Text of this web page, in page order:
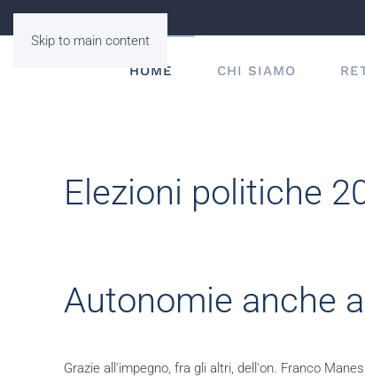
Skip to main content
HOME
CHI SIAMO
Elezioni politiche
Autonomie anche
Grazie all'impegno, fra gli altri, dell'on. Franco